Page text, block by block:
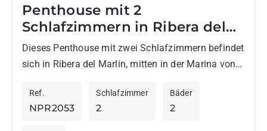
Penthouse mit 2
Schlafzimmern in Ribera del
Marlin zur Langzeitmiete
Dieses Penthouse mit zwei Schlafzimmern befindet
sich in Ribera del Marlin, mitten in der Marina von
und dem Hafen...
NPR2053
Ref.
2
Schlafzimmer
2
Bäder